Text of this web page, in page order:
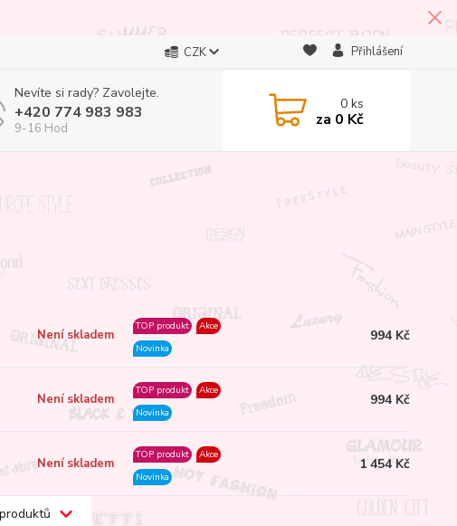
CZK Přihlášení
Nevíte si rady? Zavolejte.
+420 774 983 983
9-16 Hod
0ks
za 0 Kč
Není skladem
TOP produkt
Akce
Novinka
994 Kč
Není skladem
TOP produkt
Akce
Novinka
994 Kč
Není skladem
TOP produkt
Akce
Novinka
1 454 Kč